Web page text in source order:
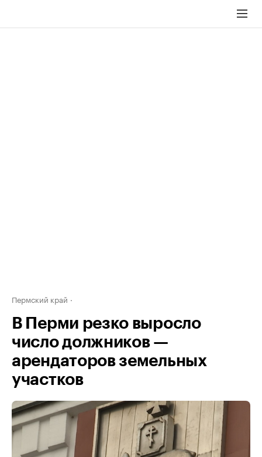
Пермский край
В Перми резко выросло
число должников —
арендаторов земельных
участков